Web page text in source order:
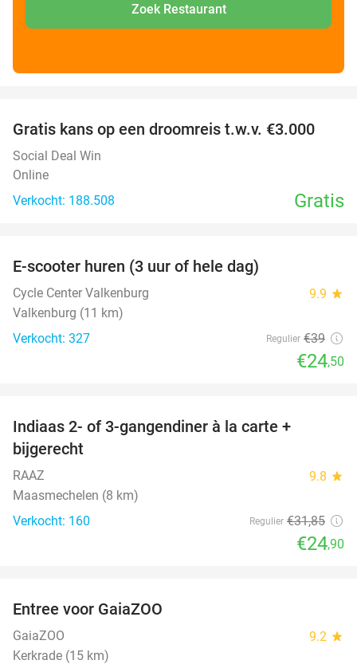
Zoek Restaurant
Gratis kans op een droomreis t.w.v. €3.000
Social Deal Win
Online
Verkocht: 188.508
Gratis
E-scooter huren (3 uur of hele dag)
Cycle Center Valkenburg 9.9 star
Valkenburg (11 km)
Verkocht: 327
Regulier €39
€24,50
Indiaas 2- of 3-gangendiner à la carte +
bijgerecht
RAAZ 9.8 star
Maasmechelen (8 km)
Verkocht: 160
Regulier €31,85
€24,90
Entree voor GaiaZOO
GaiaZOO 9.2 star
Kerkrade (15 km)